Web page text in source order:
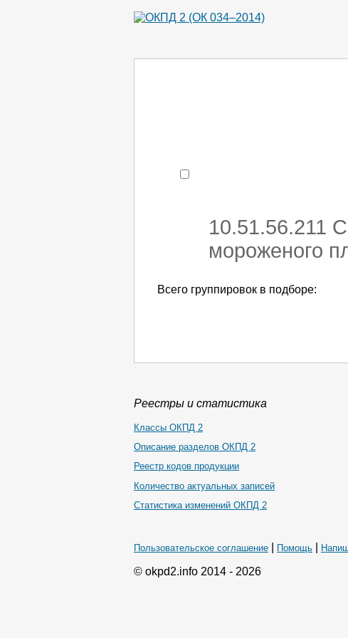
10.51.56.211
мороженого
Всего группировок в подборе:
Реестры и статистика
Классы ОКПД 2
Описание разделов ОКПД 2
Реестр кодов продукции
Количество актуальных записей
Статистика изменений ОКПД 2
Пользовательское соглашение Помощь
© okpd2.info 2014 - 2026